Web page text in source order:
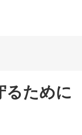
るために